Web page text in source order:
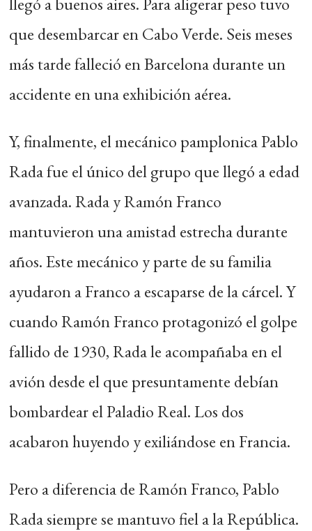
que desembarcar en Cabo Verde. Seis meses
más tarde falleció en Barcelona durante un
accidente en una exhibición aérea.
Y, finalmente, el mecánico pamplonica Pablo
Rada fue el único del grupo que llegó a edad
avanzada. Rada y Ramón Franco
mantuvieron una amistad estrecha durante
años. Este mecánico y parte de su familia
ayudaron a Franco a escaparse de la cárcel. Y
cuando Ramón Franco protagonizó el golpe
fallido de 1930, Rada le acompañaba en el
avión desde el que presuntamente debían
bombardear el Paladio Real. Los dos
acabaron huyendo y exiliándose en Francia.
Pero a diferencia de Ramón Franco, Pablo
Rada siempre se mantuvo fiel a la República.